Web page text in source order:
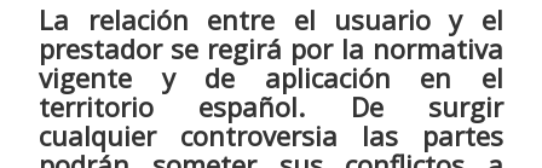
La relación entre el usuario y el
prestador se regirá por la normativa
vigente y de aplicación en el
territorio español. De surgir
cualquier controversia las partes